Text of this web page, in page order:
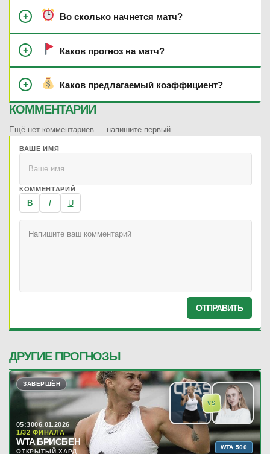
Во сколько начнется матч?
Каков прогноз на матч?
Каков предлагаемый коэффициент?
КОММЕНТАРИИ
Ещё нет комментариев — напишите первый.
ВАШЕ ИМЯ
КОММЕНТАРИЙ
B I U
ОТПРАВИТЬ
ДРУГИЕ ПРОГНОЗЫ
VS
ЗАВЕРШЁН
05:3006.01.2026
1/32 ФИНАЛА
WTA БРИСБЕН
ОТКРЫТЫЙ ХАРД
WTA 500